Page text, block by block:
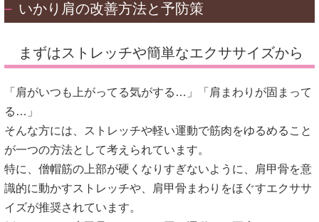
いかり肩の改善方法と予防策
まずはストレッチや簡単なエクササイズから
「肩がいつも上がってる気がする…」「肩まわりが固まって
る…」
そんな方には、ストレッチや軽い運動で筋肉をゆるめること
が一つの方法として考えられています。
特に、僧帽筋の上部が硬くなりすぎないように、肩甲骨を意
識的に動かすストレッチや、肩甲骨まわりをほぐすエクササ
イズが推奨されています。